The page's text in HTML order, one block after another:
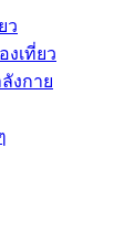
ว
งเที่ยว
งกาย